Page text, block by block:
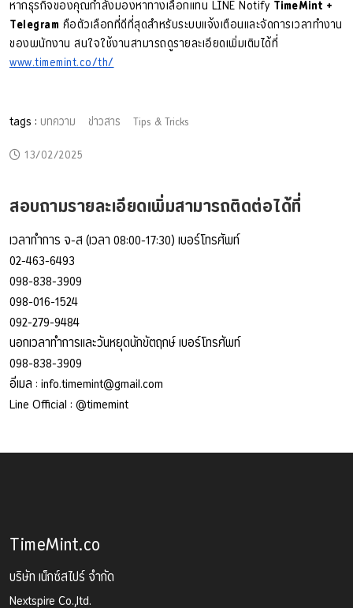
หากธุรกิจของคุณกำลังมองหาทางเลือกแทน LINE Notify TimeMint +
Telegram คือตัวเลือกที่ดีที่สุดสำหรับระบบแจ้งเตือนและจัดการเวลาทำงาน
ของพนักงาน สนใจใช้งานสามารถดูรายละเอียดเพิ่มเติมได้ที่
www.timemint.co/th/
tags : บทความ ข่าวสาร
Tips & Tricks
13/02/2025
สอบถามรายละเอียดเพิ่มสามารถติดต่อได้ที่
เวลาทำการ จ-ส (เวลา 08:00-17:30) เบอร์โทรศัพท์
02-463-6493
098-838-3909
098-016-1524
092-279-9484
นอกเวลาทำการและวันหยุดนักขัตฤกษ์ เบอร์โทรศัพท์
098-838-3909
อีเมล :info.timemint@gmail.com
Line Official :@timemint
TimeMint.co
บริษัท เน็กซ์สไปร์ จำกัด
Nextspire Co.,ltd.